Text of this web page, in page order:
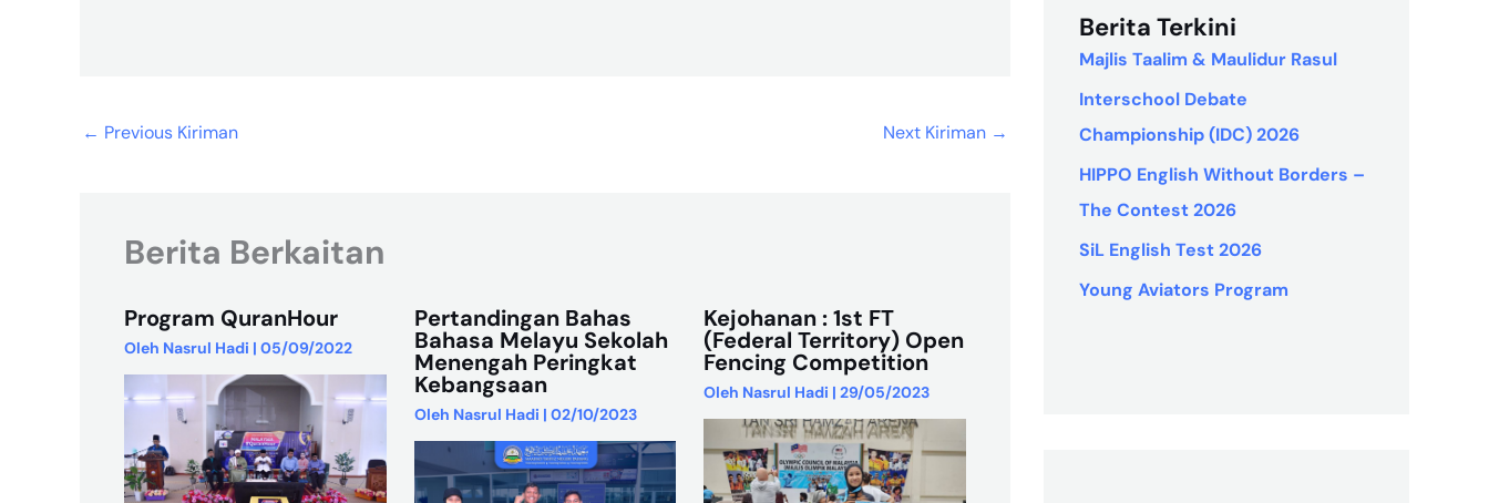
← Previous Kiriman Next Kiriman →
Berita Berkaitan
Program QuranHour
Oleh Nasrul Hadi | 05/09/2022
Pertandingan Bahas
Bahasa Melayu Sekolah
Menengah Peringkat
Kebangsaan
Oleh Nasrul Hadi | 02/10/2023
Kejohanan : 1st FT
(Federal Territory) Open
Fencing Competition
Oleh Nasrul Hadi |29/05/2023
Berita Terkini
Majlis Taalim & Maulidur Rasul
Interschool Debate
Championship (IDC) 2026
HIPPO English Without Borders –
The Contest 2026
SiL English Test 2026
Young Aviators Program